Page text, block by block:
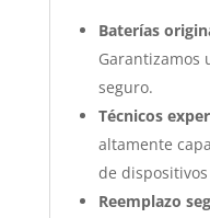
Baterías
Garantizamos
seguro.
Técnicos
altamente
de
Reemplazo